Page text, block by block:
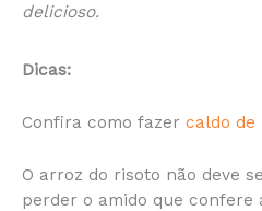
delicioso.
Dicas:
Confira como fazer caldo de
O arroz do risoto não deve
perder o amido que confere